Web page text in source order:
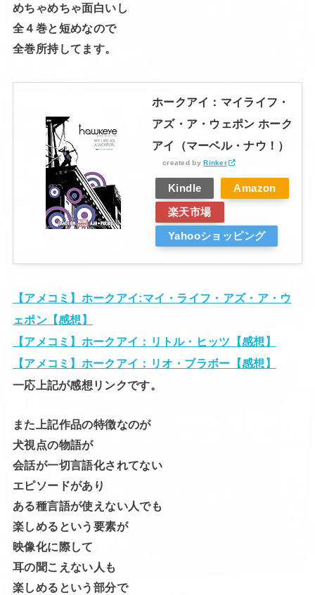
めちゃめちゃ面白いし
全４巻と短めなので
全巻所持してます。
ホークアイ：マイライフ・
アズ・ア・ウェポン ホーク
アイ（マーベル・ナウ！）
created byRinker
Kindle Amazon
楽天市場
Yahooショッピング
【アメコミ】ホークアイ:マイ・ライフ・アズ・ア・ウ
ェポン【感想】
【アメコミ】ホークアイ：リトル・ヒッツ【感想】
【アメコミ】ホークアイ：リオ・ブラボー【感想】
一応上記が感想リンクです。
また上記作品の特徴なのが
犬視点の物語が
会話が一切言語化されてない
エピソードがあり
ある種言語が使えない人でも
楽しめるという要素が
映像化に際して
耳の聞こえない人も
楽しめるという部分で